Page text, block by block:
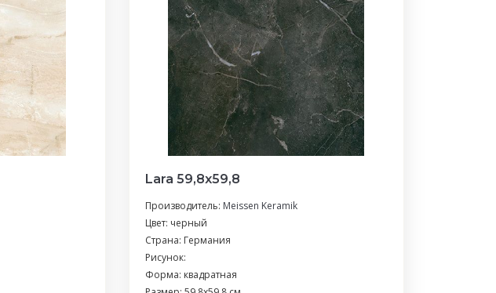
Lara 59,8х59,8
Производитель: Meissen Keramik
Цвет: черный
Страна: Германия
Рисунок:
Форма: квадратная